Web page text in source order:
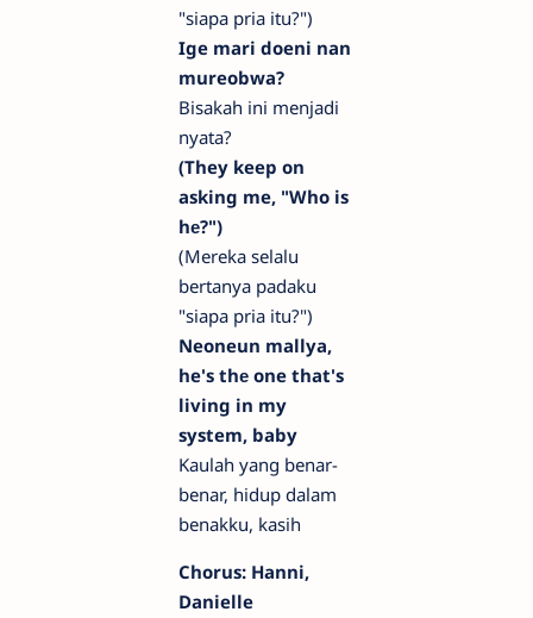
"siapa pria itu?")
Ige mari doeni nan
mureobwa?
Bisakah ini menjadi
nyata?
(They keep on
asking me, "Who is
hе?")
(Mereka selalu
bertanya padaku
"siapa pria itu?")
Neoneun mallya,
he's thе one that's
living in my
system, baby
Kaulah yang benar-
benar, hidup dalam
benakku, kasih
Chorus: Hanni,
Danielle